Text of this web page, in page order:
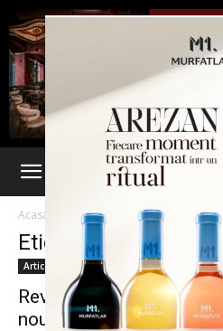
Acasă Etichete Accidente
Etichetă: accidente
Articole
Revoluție AUTO.
nou sistem de prevenire